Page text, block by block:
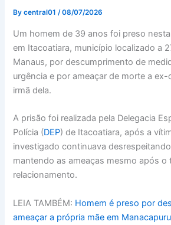
Bycentral01/08/07/2026
Um homem de 39 anos foi preso
em Itacoatiara, município localizado a
Manaus, por descumprimento de
urgência e por ameaçar de morte a ex-
irmã dela.
A prisão foi realizada pela Delegacia
Polícia (DEP) de Itacoatiara, após a
investigado continuava
mantendo as ameaças mesmo após o
relacionamento.
LEIA TAMBÉM: Homem é preso por
ameaçar a própria mãe em Manacapuru